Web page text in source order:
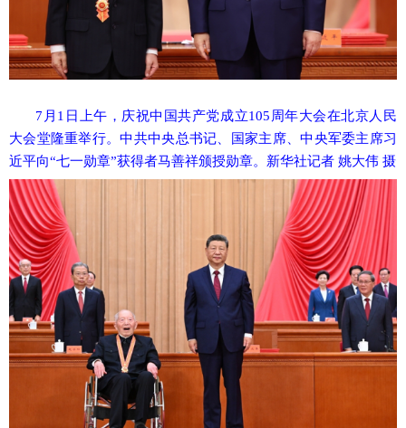
7月1日上午，庆祝中国共产党成立105周年大会在北京人民
大会堂隆重举行。中共中央总书记、国家主席、中央军委主席习
近平向“七一勋章”获得者马善祥颁授勋章。新华社记者 姚大伟 摄